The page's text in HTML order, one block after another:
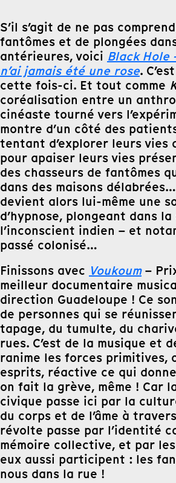
S’il s’agit de ne pas
fantômes et de plongées
antérieures, voici Black Hole
n’ai jamais été une rose.
cette fois-ci. Et tout comme
coréalisation entre un
cinéaste tourné vers
montre d’un côté des
tentant d’explorer leurs vies
pour apaiser leurs vies
des chasseurs de fantômes
dans des maisons délabrées…
devient alors lui-même une
d’hypnose, plongeant dans
l’inconscient indien – et
passé colonisé…
Finissons avec Voukoum–
meilleur documentaire
direction Guadeloupe ! Ce
de personnes qui se
tapage, du tumulte, du
rues. C’est de la musique et
ranime les forces primitives,
esprits, réactive ce qui
on fait la grève, même ! Car
civique passe ici par la
du corps et de l’âme à
révolte passe par l’identité
mémoire collective, et par
eux aussi participent : les
nous dans la rue !